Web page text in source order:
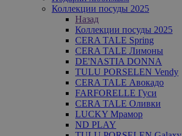
Коллекции посуды 2025
Назад
Коллекции посуды 2025
CERA TALE Spring
CERA TALE Лимоны
DE'NASTIA DONNA
TULU PORSELEN Vendy
CERA TALE Авокадо
FARFORELLE Гуси
CERA TALE Оливки
LUCKY Мрамор
ND PLAY